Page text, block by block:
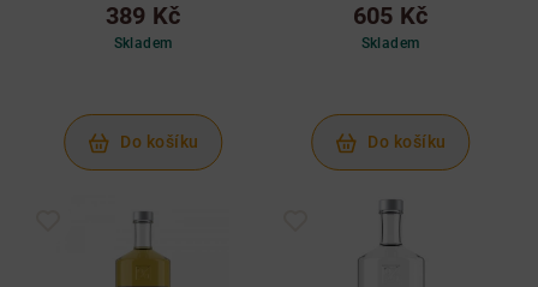
389 Kč
Skladem
Do košíku
605 Kč
Skladem
Do košíku